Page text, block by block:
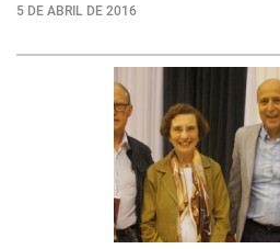
5 DE ABRIL DE 2016